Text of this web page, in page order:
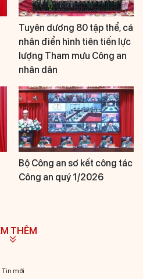
Tuyên dương 80 tập thể, cá
nhân điển hình tiên tiến lực
lượng Tham mưu Công an
nhân dân
Bộ Công an sơ kết công tác
Công an quý 1/2026
THÊM
Tin mới